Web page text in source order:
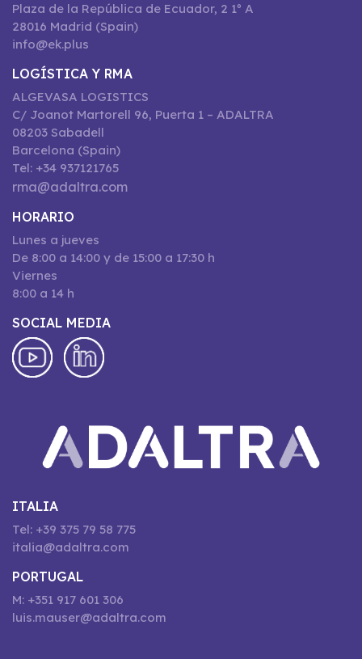
Plaza de la República de Ecuador, 2 1º A
28016 Madrid (Spain)
info@ek.plus
LOGÍSTICA Y RMA
ALGEVASA LOGISTICS
C/ Joanot Martorell 96, Puerta 1 – ADALTRA
08203 Sabadell
Barcelona (Spain)
Tel: +34 937121765
rma@adaltra.com
HORARIO
Lunes a jueves
De 8:00 a 14:00 y de 15:00 a 17:30 h
Viernes
8:00 a 14 h
SOCIAL MEDIA
ITALIA
Tel: +39 375 79 58 775
italia@adaltra.com
PORTUGAL
M: +351 917 601 306
luis.mauser@adaltra.com